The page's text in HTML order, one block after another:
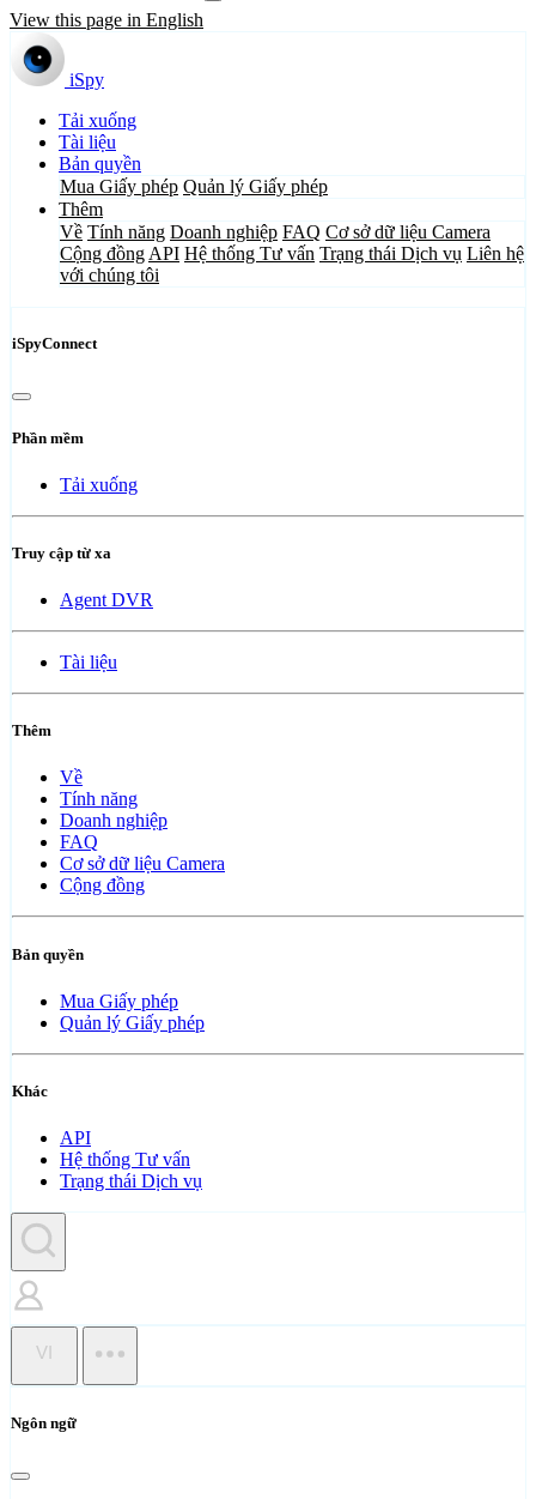
View this page in English
iSpy
Tải xuống
Tài liệu
Bản quyền
Mua Giấy phép Quản lý Giấy phép
Thêm
Về Tính năng Doanh nghiệp FAQ Cơ sở dữ liệu Camera
Cộng đồng API Hệ thống Tư vấn Trạng thái Dịch vụ Liên hệ
với chúng tôi
iSpyConnect
Phần mềm
Tải xuống
Truy cập từ xa
Agent DVR
Tài liệu
Thêm
Về
Tính năng
Doanh nghiệp
FAQ
Cơ sở dữ liệu Camera
Cộng đồng
Bản quyền
Mua Giấy phép
Quản lý Giấy phép
Khác
API
Hệ thống Tư vấn
Trạng thái Dịch vụ
VI
Ngôn ngữ